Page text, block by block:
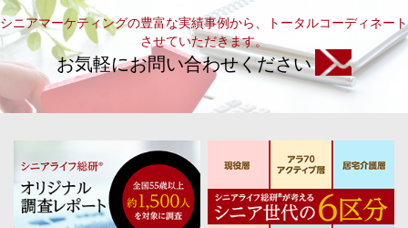
シニアマーケティングの豊富な実績事例から、トータルコーディネート
させていただきます。
お気軽にお問い合わせください